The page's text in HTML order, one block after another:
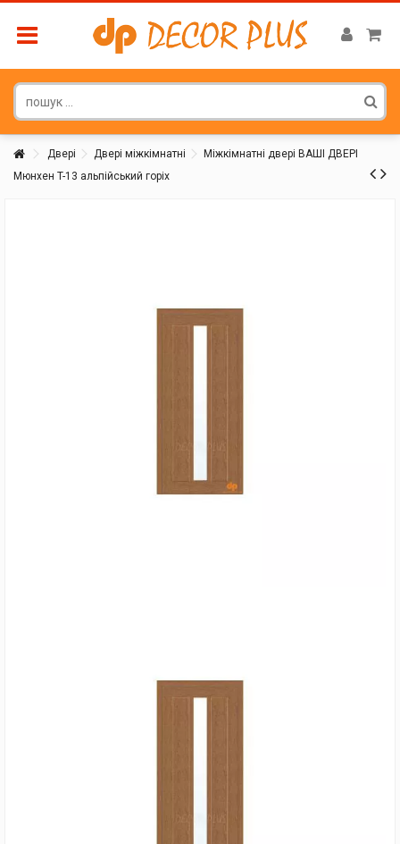
Двері Двері міжкімнатні
Міжкімнатні двері ВАШІ ДВЕРІ
Мюнхен T-13 альпійський горіх